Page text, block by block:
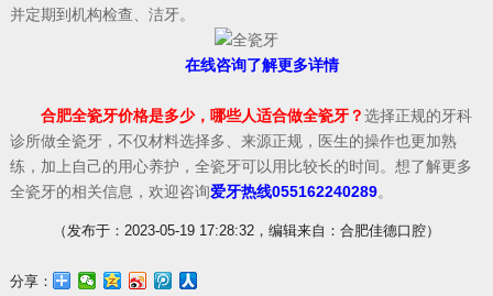
并定期到机构检查、洁牙。
在线咨询了解更多详情
合肥全瓷牙价格是多少，哪些人适合做全瓷牙？选择正规的牙科
诊所做全瓷牙，不仅材料选择多、来源正规，医生的操作也更加熟
练，加上自己的用心养护，全瓷牙可以用比较长的时间。想了解更多
全瓷牙的相关信息，欢迎咨询爱牙热线055162240289。
（发布于：2023-05-19 17:28:32，编辑来自：合肥佳德口腔）
分享：